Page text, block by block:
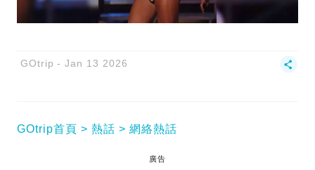
GOtrip Jan 13 2026
GOtrip首頁 熱話 網絡熱話
廣告